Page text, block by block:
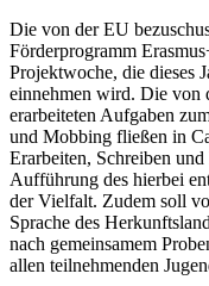
Die von der EU
Förderprogramm
Projektwoche, die dieses
einnehmen wird. Die von
erarbeiteten Aufgaben
und Mobbing fließen in
Erarbeiten, Schreiben
Aufführung des hierbei
der Vielfalt. Zudem soll
Sprache des
nach gemeinsamem
allen teilnehmenden